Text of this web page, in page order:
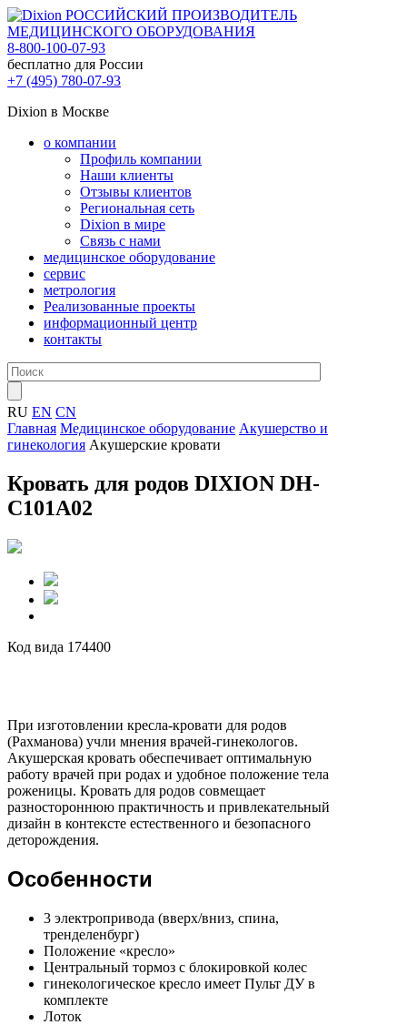
РОССИЙСКИЙ ПРОИЗВОДИТЕЛЬ
МЕДИЦИНСКОГО ОБОРУДОВАНИЯ
8-800-100-07-93
бесплатно для России
+7 (495) 780-07-93
Dixion в Москве
о компании
Профиль компании
Наши клиенты
Отзывы клиентов
Региональная сеть
Dixion в мире
Связь с нами
медицинское оборудование
сервис
метрология
Реализованные проекты
информационный центр
контакты
RU EN CN
Главная Медицинское оборудование Акушерство и
гинекология Акушерские кровати
Кровать для родов DIXION DH-
C101A02
Код вида 174400
При изготовлении кресла-кровати для родов
(Рахманова) учли мнения врачей-гинекологов.
Акушерская кровать обеспечивает оптимальную
работу врачей при родах и удобное положение тела
роженицы. Кровать для родов совмещает
разностороннюю практичность и привлекательный
дизайн в контексте естественного и безопасного
деторождения.
Особенности
3 электропривода (вверх/вниз, спина,
тренделенбург)
Положение «кресло»
Центральный тормоз с блокировкой колес
гинекологическое кресло имеет Пульт ДУ в
комплекте
Лоток